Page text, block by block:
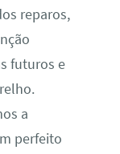
reparos,
futuros e
a
perfeito